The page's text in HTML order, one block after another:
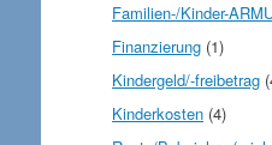
Familien-/Kinder-
Finanzierung (1)
Kindergeld/-freibetrag
Kinderkosten (4)